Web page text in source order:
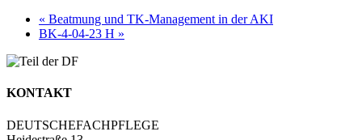
« Beatmung und TK-Management in der AKI
BK-4-04-23 H »
KONTAKT
DEUTSCHEFACHPFLEGE